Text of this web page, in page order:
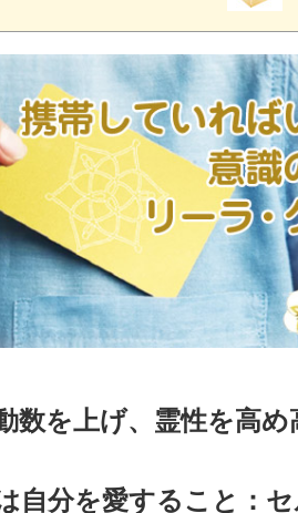
数を上げ、霊性を高
自分を愛すること：